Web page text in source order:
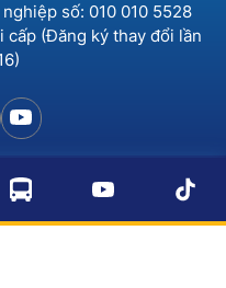
số: 010 010 5528
cấp (Đăng ký thay đổi lần
Bến xe Hà Nội
BICWeb.vn™